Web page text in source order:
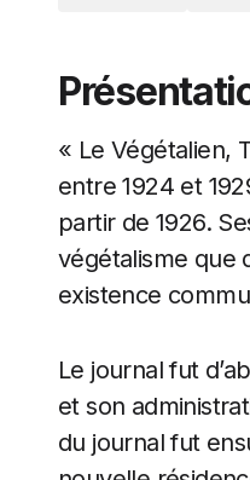
« Le Végétalien,
entre 1924 et
partir de 1926.
végétalisme que
existence
Le journal fut
et son
du journal fut